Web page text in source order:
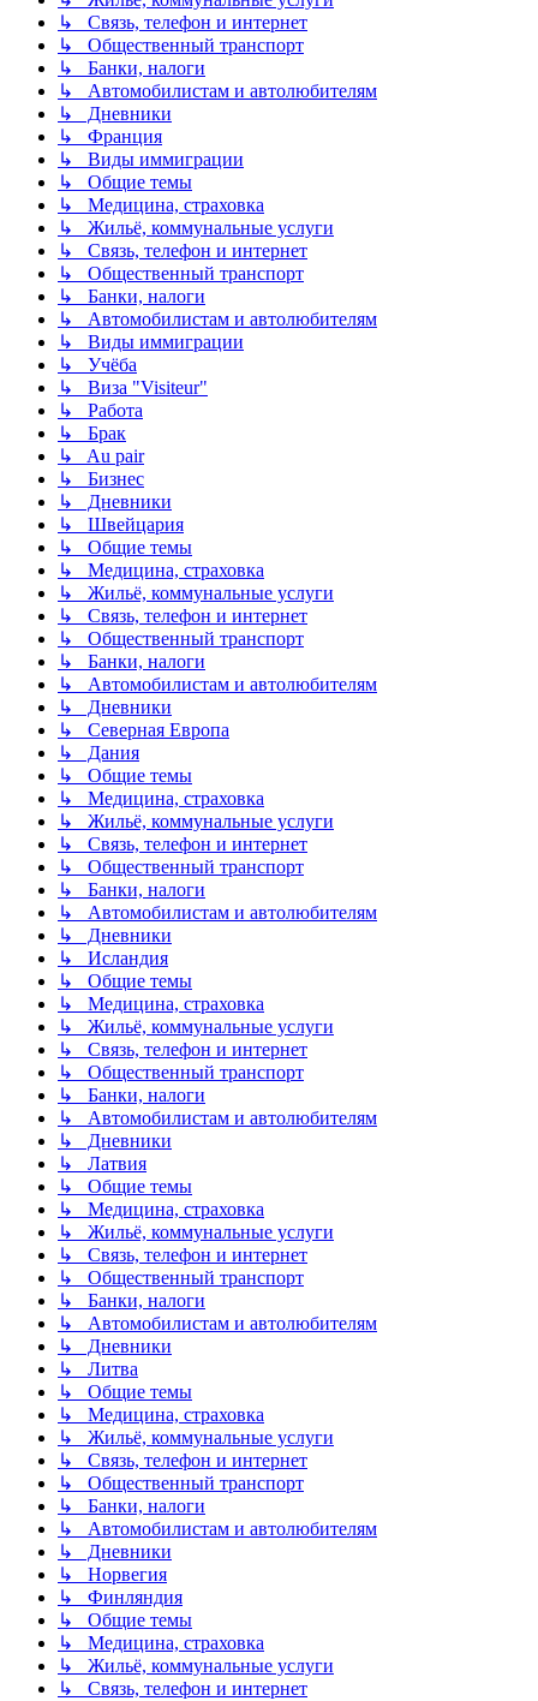
↳ Связь, телефон и интернет
↳ Общественный транспорт
↳ Банки, налоги
↳ Автомобилистам и автолюбителям
↳ Дневники
↳ Франция
↳ Виды иммиграции
↳ Общие темы
↳ Медицина, страховка
↳ Жильё, коммунальные услуги
↳ Связь, телефон и интернет
↳ Общественный транспорт
↳ Банки, налоги
↳ Автомобилистам и автолюбителям
↳ Виды иммиграции
↳ Учёба
↳ Виза "Visiteur"
↳ Работа
↳ Брак
↳ Au pair
↳ Бизнес
↳ Дневники
↳ Швейцария
↳ Общие темы
↳ Медицина, страховка
↳ Жильё, коммунальные услуги
↳ Связь, телефон и интернет
↳ Общественный транспорт
↳ Банки, налоги
↳ Автомобилистам и автолюбителям
↳ Дневники
↳ Северная Европа
↳ Дания
↳ Общие темы
↳ Медицина, страховка
↳ Жильё, коммунальные услуги
↳ Связь, телефон и интернет
↳ Общественный транспорт
↳ Банки, налоги
↳ Автомобилистам и автолюбителям
↳ Дневники
↳ Исландия
↳ Общие темы
↳ Медицина, страховка
↳ Жильё, коммунальные услуги
↳ Связь, телефон и интернет
↳ Общественный транспорт
↳ Банки, налоги
↳ Автомобилистам и автолюбителям
↳ Дневники
↳ Латвия
↳ Общие темы
↳ Медицина, страховка
↳ Жильё, коммунальные услуги
↳ Связь, телефон и интернет
↳ Общественный транспорт
↳ Банки, налоги
↳ Автомобилистам и автолюбителям
↳ Дневники
↳ Литва
↳ Общие темы
↳ Медицина, страховка
↳ Жильё, коммунальные услуги
↳ Связь, телефон и интернет
↳ Общественный транспорт
↳ Банки, налоги
↳ Автомобилистам и автолюбителям
↳ Дневники
↳ Норвегия
↳ Финляндия
↳ Общие темы
↳ Медицина, страховка
↳ Жильё, коммунальные услуги
↳ Связь, телефон и интернет